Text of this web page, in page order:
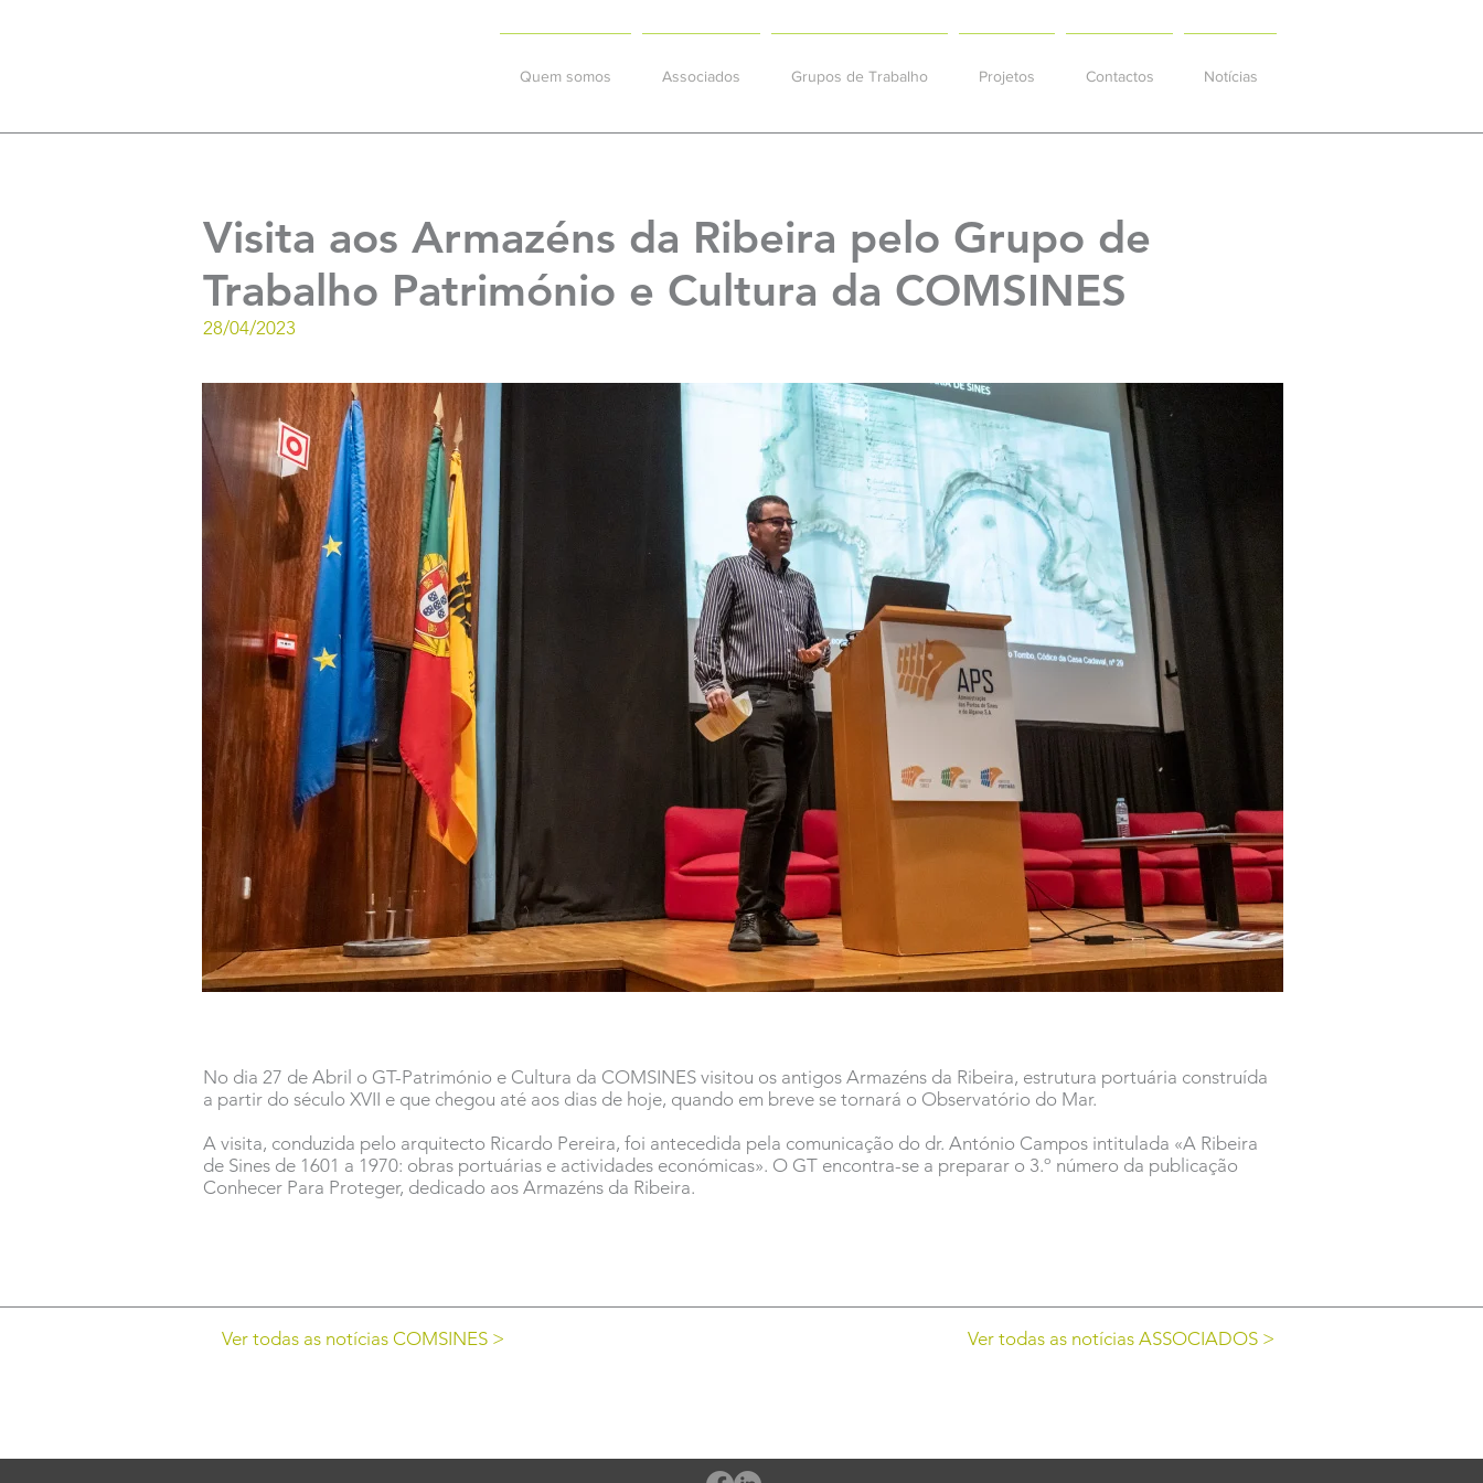
Quem somos Associados Grupos de Trabalho Projetos Contactos Notícias
Visita aos Armazéns da Ribeira pelo Grupo de
Trabalho Património e Cultura da COMSINES
28/04/2023
No dia 27 de Abril o GT-Património e Cultura da COMSINES visitou os antigos Armazéns da Ribeira, estrutura portuária construída
a partir do século XVII e que chegou até aos dias de hoje, quando em breve se tornará o Observatório do Mar.
A visita, conduzida pelo arquitecto Ricardo Pereira, foi antecedida pela comunicação do dr. António Campos intitulada «A Ribeira
de Sines de 1601 a 1970: obras portuárias e actividades económicas». O GT encontra-se a preparar o 3.º número da publicação
Conhecer Para Proteger, dedicado aos Armazéns da Ribeira.
Ver todas as notícias COMSINES > Ver todas as notícias ASSOCIADOS >